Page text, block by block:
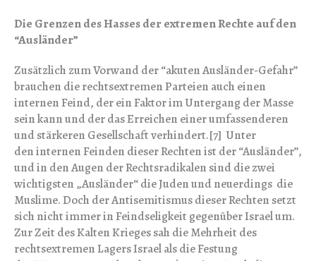
Die Grenzen des Hasses der extremen Rechte auf den
“Ausländer”
Zusätzlich zum Vorwand der “akuten Ausländer-Gefahr”
brauchen die rechtsextremen Parteien auch einen
internen Feind, der ein Faktor im Untergang der Masse
sein kann und der das Erreichen einer umfassenderen
und stärkeren Gesellschaft verhindert.[7] Unter
den internen Feinden dieser Rechten ist der “Ausländer”,
und in den Augen der Rechtsradikalen sind die zwei
wichtigsten „Ausländer“ die Juden und neuerdings die
Muslime. Doch der Antisemitismus dieser Rechten setzt
sich nicht immer in Feindseligkeit gegenüber Israel um.
Zur Zeit des Kalten Krieges sah die Mehrheit des
rechtsextremen Lagers Israel als die Festung